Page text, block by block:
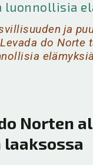
ja
do Norte
Norten
laaksossa